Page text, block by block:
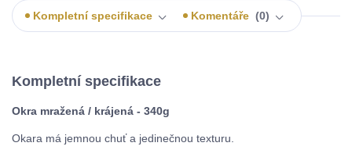
Kompletní specifikace Komentáře 0
Kompletní specifikace
Okra mražená / krájená - 340g
Okara má jemnou chuť a jedinečnou texturu.